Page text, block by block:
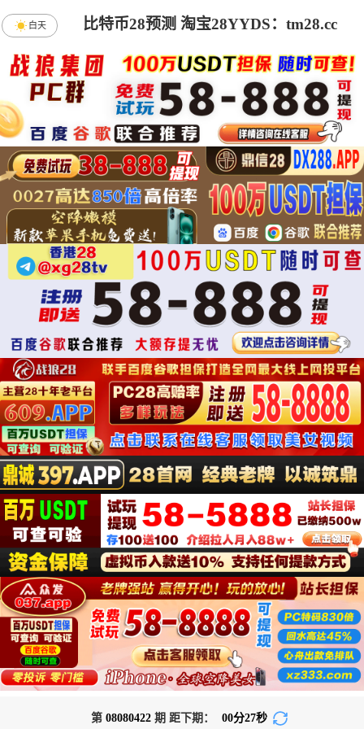
比特币28预测 淘宝28YYDS：tm28.cc
白天
第 08080422 期 距下期： 00分26秒